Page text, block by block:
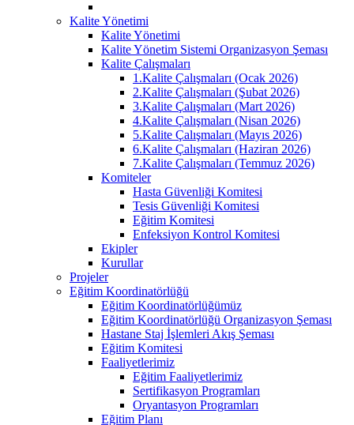
Kalite Yönetimi
Kalite Yönetimi
Kalite Yönetim Sistemi Organizasyon Şeması
Kalite Çalışmaları
1.Kalite Çalışmaları (Ocak 2026)
2.Kalite Çalışmaları (Şubat 2026)
3.Kalite Çalışmaları (Mart 2026)
4.Kalite Çalışmaları (Nisan 2026)
5.Kalite Çalışmaları (Mayıs 2026)
6.Kalite Çalışmaları (Haziran 2026)
7.Kalite Çalışmaları (Temmuz 2026)
Komiteler
Hasta Güvenliği Komitesi
Tesis Güvenliği Komitesi
Eğitim Komitesi
Enfeksiyon Kontrol Komitesi
Ekipler
Kurullar
Projeler
Eğitim Koordinatörlüğü
Eğitim Koordinatörlüğümüz
Eğitim Koordinatörlüğü Organizasyon Şeması
Hastane Staj İşlemleri Akış Şeması
Eğitim Komitesi
Faaliyetlerimiz
Eğitim Faaliyetlerimiz
Sertifikasyon Programları
Oryantasyon Programları
Eğitim Planı